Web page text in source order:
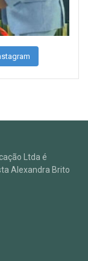
Ltda é
Alexandra Brito